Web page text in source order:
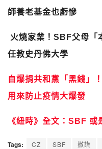
師養老基金也虧慘
火燒家業！SBF父母「
任教史丹佛大學
自爆捐共和黨「黑錢」
用來防止疫情大爆發
《紐時》全文：SBF
Tags: CZ SBF 撒謊